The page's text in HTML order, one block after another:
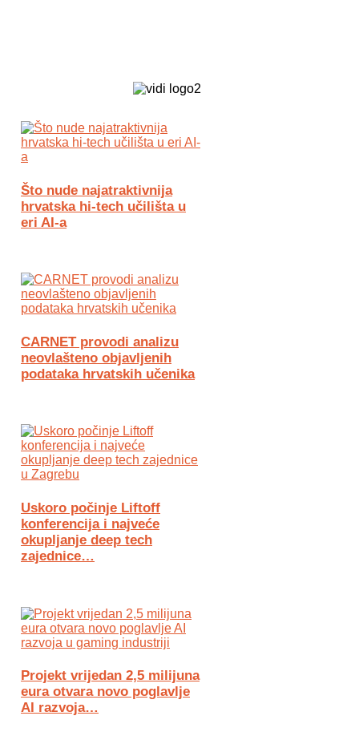
Što nude najatraktivnija
hrvatska hi-tech učilišta u
eri AI-a
CARNET provodi analizu
neovlašteno objavljenih
podataka hrvatskih učenika
Uskoro počinje Liftoff
konferencija i najveće
okupljanje deep tech
zajednice…
Projekt vrijedan 2,5 milijuna
eura otvara novo poglavlje
AI razvoja…